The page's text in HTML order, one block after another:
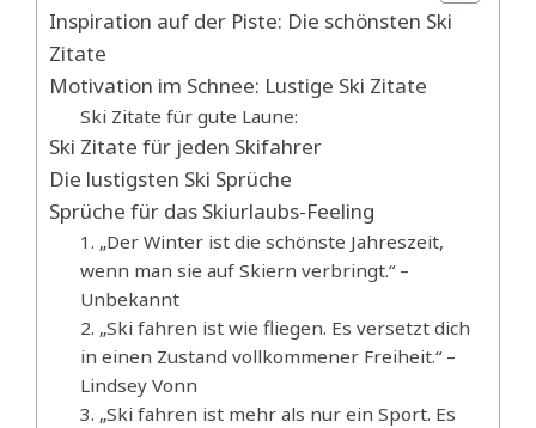
Inspiration auf der Piste: Die schönsten Ski
Zitate
Motivation im Schnee: Lustige Ski Zitate
Ski Zitate für gute Laune:
Ski Zitate für jeden Skifahrer
Die lustigsten Ski Sprüche
Sprüche für das Skiurlaubs-Feeling
1. „Der Winter ist die schönste Jahreszeit,
wenn man sie auf Skiern verbringt.“ –
Unbekannt
2. „Ski fahren ist wie fliegen. Es versetzt dich
in einen Zustand vollkommener Freiheit.“ –
Lindsey Vonn
3. „Ski fahren ist mehr als nur ein Sport. Es